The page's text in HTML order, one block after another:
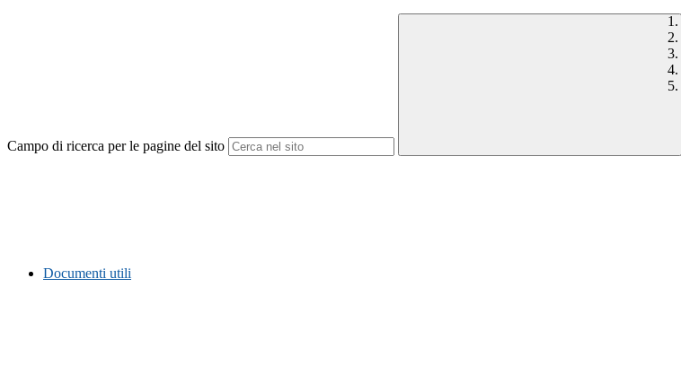
Campo di ricerca per le pagine del sito
Documenti utili